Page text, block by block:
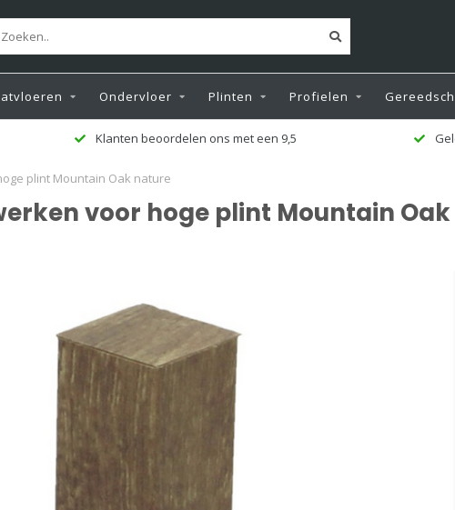
Ondervloer Plinten Profielen
Klanten beoordelen ons met een 9,5
plint Mountain Oak nature
voor hoge plint Mountain